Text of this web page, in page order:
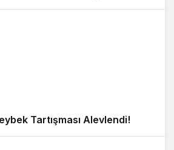
Tartışması Alevlendi!